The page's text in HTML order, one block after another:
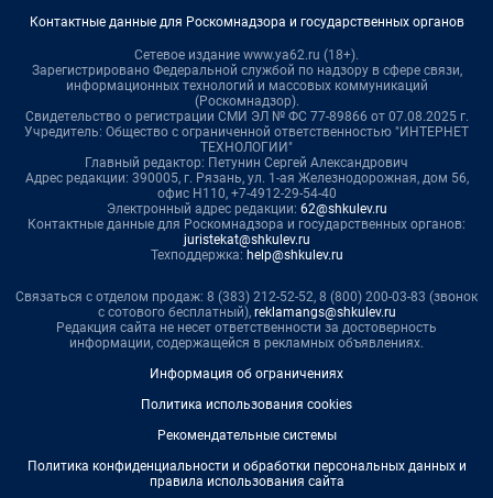
Контактные данные для Роскомнадзора и государственных органов
Сетевое издание www.ya62.ru (18+).
Зарегистрировано Федеральной службой по надзору в сфере связи,
информационных технологий и массовых коммуникаций
(Роскомнадзор).
Свидетельство о регистрации СМИ ЭЛ № ФС 77-89866 от 07.08.2025 г.
Учредитель: Общество с ограниченной ответственностью "ИНТЕРНЕТ
ТЕХНОЛОГИИ"
Главный редактор: Петунин Сергей Александрович
Адрес редакции: 390005, г. Рязань, ул. 1-ая Железнодорожная, дом 56,
офис Н110, +7-4912-29-54-40
Электронный адрес редакции: 62@shkulev.ru
Контактные данные для Роскомнадзора и государственных органов:
juristekat@shkulev.ru
Техподдержка: help@shkulev.ru
Связаться с отделом продаж: 8 (383) 212-52-52, 8 (800) 200-03-83 (звонок
с сотового бесплатный), reklamangs@shkulev.ru
Редакция сайта не несет ответственности за достоверность
информации, содержащейся в рекламных объявлениях.
Информация об ограничениях
Политика использования cookies
Рекомендательные системы
Политика конфиденциальности и обработки персональных данных и
правила использования сайта